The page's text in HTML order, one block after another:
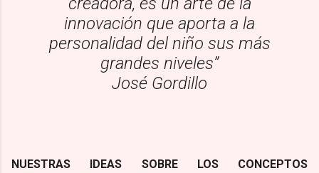
innovación que aporta a la
personalidad del niño sus más
grandes niveles”
José Gordillo
NUESTRAS IDEAS SOBRE LOS CONCEPTOS